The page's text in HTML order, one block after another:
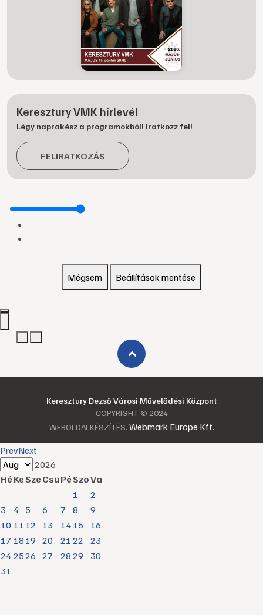
Keresztury VMK hírlevél
Légy naprakész a programokból! Iratkozz fel!
FELIRATKOZÁS
Mégsem Beállítások mentése
›
Keresztury Dezső Városi Művelődési Központ
COPYRIGHT © 2024
WEBOLDALKÉSZÍTÉS: Webmark Europe Kft.
PrevNext
2026
HéKeSzeCsüPéSzoVa
1
2
3
4 5 6 7 8
9
10 11 12 13 14 15
16
17 18 19 20 21 22
23
24 2526 27 28 29
30
31